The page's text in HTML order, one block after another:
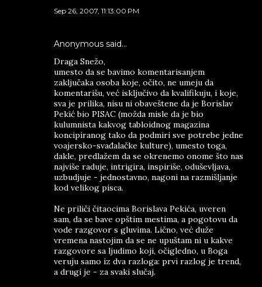
Sep 26, 2007, 11:13:00 PM
Anonymous said…
Draga Snežo,
umesto da se bavimo komentarisanjem
zaključaka osoba koje, očito, ne umeju da
komentarišu, već isključivo da kvalifikuju, i koje,
sva je prilika, nisu ni obaveštene da je Borislav
Pekić bio PISAC (možda misle da je bio
kulumnista kakvog tabloidnog magazina
koncipiranog tako da podmiri sve potrebe jedne
voajersko-svađalačke kulture), umesto toga,
dakle, predlažem da se okrenemo onome što nas
najviše raduje, intrigira, inspiriše, oduševljava,
uzbudjuje - jednostavno, nagoni na razmišljanje
kod velikog pisca.
Ne priliči čitaocima Borislava Pekića, uveren
sam, da se bave opštim mestima, a pogotovu da
vode razgovor s gluvima. Lično, već duže
vremena nastojim da se ne upuštam ni u kakve
razgovore sa ljudimo koji, očigledno, u Boga
veruju samo iz dva razloga: prvi razlog je trend,
a drugi je - za svaki slučaj.